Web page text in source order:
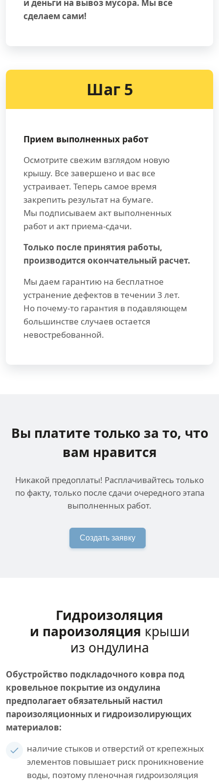
и деньги на вывоз мусора. Мы все
сделаем сами!
Шаг 5
Прием выполненных работ
Осмотрите свежим взглядом новую
крышу. Все завершено и вас все
устраивает. Теперь самое время
закрепить результат на бумаге.
Мы подписываем акт выполненных
работ и акт приема-сдачи.
Только после принятия работы,
производится окончательный расчет.
Мы даем гарантию на бесплатное
устранение дефектов в течении 3 лет.
Но почему-то гарантия в подавляющем
большинстве случаев остается
невостребованной.
Вы платите только за то, что
вам нравится
Никакой предоплаты! Расплачивайтесь только
по факту, только после сдачи очередного этапа
выполненных работ.
Создать заявку
Гидроизоляция
и пароизоляция крыши
из ондулина
Обустройство подкладочного ковра под
кровельное покрытие из ондулина
предполагает обязательный настил
пароизоляционных и гидроизолирующих
материалов:
наличие стыков и отверстий от крепежных
элементов повышает риск проникновение
воды, поэтому пленочная гидроизоляция